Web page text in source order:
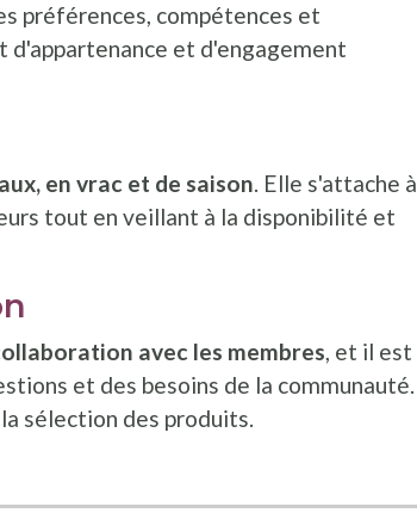
préférences, compétences et
et d'engagement
en vrac et de saison. Elle s'attache à
tout en veillant à la disponibilité et
avec les membres, et il est
et des besoins de la communauté.
sélection des produits.